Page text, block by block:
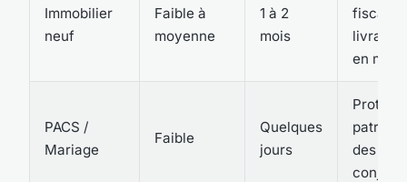
Immobilier
neuf
Faible à
moyenne
1 à 2
mois
fiscale
en main
PACS /
Mariage
Faible
Quelques
jours
des